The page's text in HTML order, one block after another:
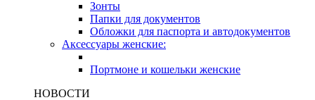
Зонты
Папки для документов
Обложки для паспорта и автодокументов
Аксессуары женские:
Портмоне и кошельки женские
НОВОСТИ